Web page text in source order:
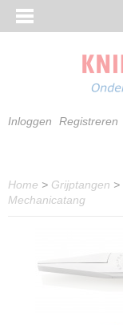
Inloggen Registreren
Home > Grijptangen >
Mechanicatang